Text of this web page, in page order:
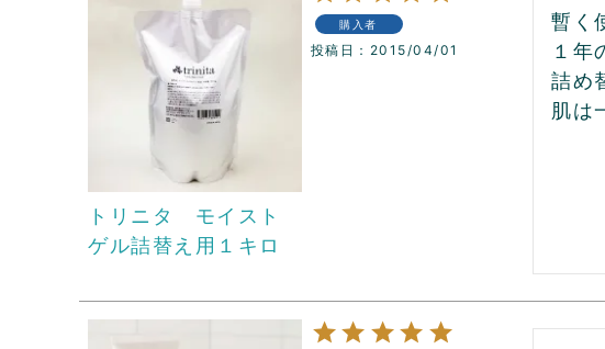
トリニタ モイスト
ゲル詰替え用１キロ
購入者
投稿日 2015/04/01
暫く
１年
詰め